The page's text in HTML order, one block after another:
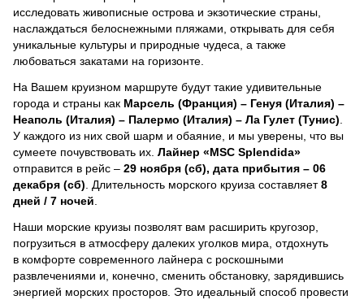
исследовать живописные острова и экзотические страны,
наслаждаться белоснежными пляжами, открывать для себя
уникальные культуры и природные чудеса, а также
любоваться закатами на горизонте.
На Вашем круизном маршруте будут такие удивительные
города и страны как Марсель (Франция) – Генуя (Италия) –
Неаполь (Италия) – Палермо (Италия) – Ла Гулет (Тунис)
У каждого из них свой шарм и обаяние, и мы уверены, что вы
сумеете почувствовать их. Лайнер «MSC Splendida»
отправится в рейс – 29 ноября (сб), дата прибытия – 06
декабря (сб) . Длительность морского круиза составляет8
дней / 7 ночей
Наши морские круизы позволят вам расширить кругозор,
погрузиться в атмосферу далеких уголков мира, отдохнуть
в комфорте современного лайнера с роскошными
развлечениями и, конечно, сменить обстановку, зарядившись
энергией морских просторов. Это идеальный способ провести